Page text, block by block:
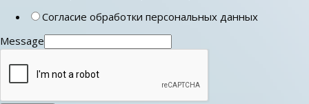
Согласие обработки персональных данных
Message